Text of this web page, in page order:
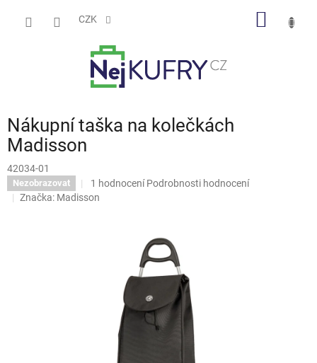
CZK
Nákupní taška na kolečkách
Madisson
42034-01
Nezobrazovat
Průměrné
hodnocení
hvězdiček.
1 hodnocení Podrobnosti hodnocení
Značka: Madisson